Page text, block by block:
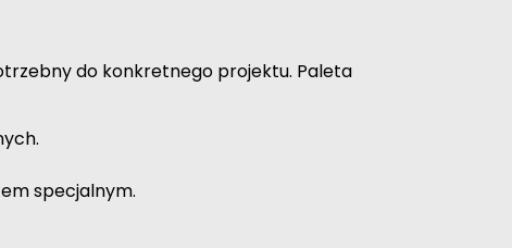
do konkretnego projektu. Paleta
specjalnym.